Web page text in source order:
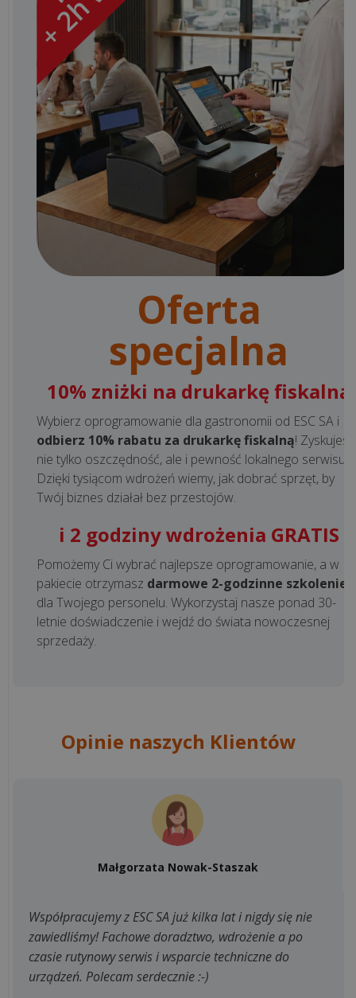
Oferta
specjalna
10% zniżki na drukarkę fiskalną
Wybierz oprogramowanie dla gastronomii od ESC SA i
odbierz 10% rabatu za drukarkę fiskalną! Zyskujesz
nie tylko oszczędność, ale i pewność lokalnego serwisu.
Dzięki tysiącom wdrożeń wiemy, jak dobrać sprzęt, by
Twój biznes działał bez przestojów.
i 2 godziny wdrożenia GRATIS
Pomożemy Ci wybrać najlepsze oprogramowanie, a w
pakiecie otrzymasz darmowe 2-godzinne szkolenie
dla Twojego personelu. Wykorzystaj nasze ponad 30-
letnie doświadczenie i wejdź do świata nowoczesnej
sprzedaży.
Opinie naszych Klientów
Małgorzata Nowak-Staszak
Współpracujemy z ESC SA już kilka lat i nigdy się nie
zawiedliśmy! Fachowe doradztwo, wdrożenie a po
czasie rutynowy serwis i wsparcie techniczne do
urządzeń. Polecam serdecznie :-)